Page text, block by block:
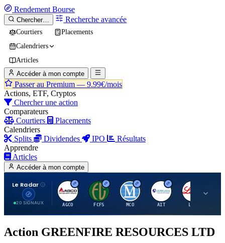
Rendement Bourse
Chercher… Recherche avancée
Courtiers
Placements
Calendriers
Articles
Accéder à mon compte
Passer au Premium — 9.99€/mois
Actions, ETF, Cryptos
Chercher une action
Comparateurs
Courtiers
Placements
Calendriers
Splits
Dividendes IPO
Résultats
Apprendre
Articles
Accéder à mon compte
Le Radar
20 SIGNAUX
A
AGCO
F
FCFS
M
MCO
A
AIT
Action GREENFIRE RESOURCES LTD